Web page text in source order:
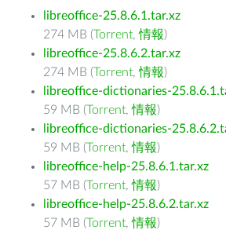
libreoffice-25.8.6.1.tar.xz
274 MB (Torrent,情報)
libreoffice-25.8.6.2.tar.xz
274 MB (Torrent,情報)
libreoffice-dictionaries-
59 MB (Torrent,情報)
libreoffice-dictionaries-
59 MB (Torrent,情報)
libreoffice-help-25.8.6.1.tar.xz
57 MB (Torrent,情報)
libreoffice-help-25.8.6.2.tar.xz
57 MB (Torrent,情報)